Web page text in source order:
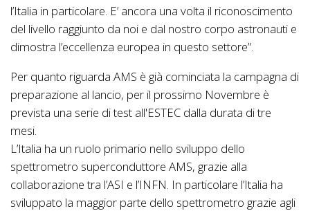
l’Italia in particolare. E’ ancora una volta il riconoscimento
del livello raggiunto da noi e dal nostro corpo astronauti e
dimostra l’eccellenza europea in questo settore”.
Per quanto riguarda AMS è già cominciata la campagna di
preparazione al lancio, per il prossimo Novembre è
prevista una serie di test all'ESTEC dalla durata di tre
mesi.
L’Italia ha un ruolo primario nello sviluppo dello
spettrometro superconduttore AMS, grazie alla
collaborazione tra l’ASI e l’INFN. In particolare l’Italia ha
sviluppato la maggior parte dello spettrometro grazie agli